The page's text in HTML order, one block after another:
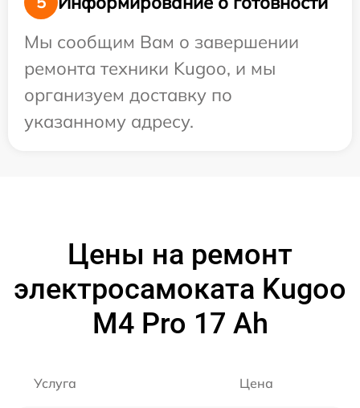
Мы сообщим Вам о завершении
ремонта техники Kugoo, и мы
организуем доставку по
указанному адресу.
Цены на ремонт
электросамоката Kugoo
M4 Pro 17 Ah
Услуга Цена